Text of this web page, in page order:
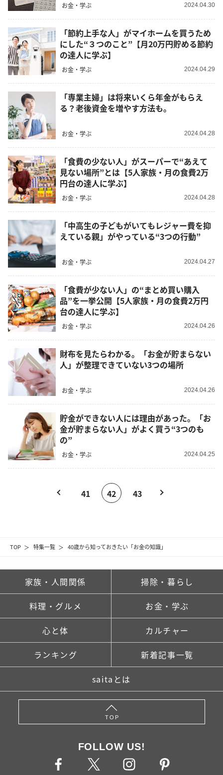
TOP 特集一覧 40歳から知っておきたい「お金の知識」
お金・学ぶ 2024.04.30
「節約上手な人」がマイホームを買うため
にした“３つのこと”【月20万円貯める節約
の達人に学ぶ】
お金・学ぶ 2024.04.29
「専業主婦」は将来いくら年金がもらえ
る？老後資金を増やす方法も。
お金・学ぶ 2024.04.28
「食費の少ない人」がスーパーで“あえて
見ない場所”とは【5人家族・月の食費2万
円台の達人に学ぶ】
お金・学ぶ 2024.04.28
「中高生の子どもがいてもレジャー費を抑
えている親」がやっている“3つの行動”
お金・学ぶ 2024.04.27
「食費が少ない人」の“まとめ買い購入
品”を一挙公開【5人家族・月の食費2万円
台の達人に学ぶ】
お金・学ぶ 2024.04.26
財布を見たらわかる。「お金が貯まらない
人」が整理できていない3つの場所
お金・学ぶ 2024.04.26
貯金ができない人には理由があった。「お
金が貯まらない人」がよく買う“3つのも
の”
お金・学ぶ 2024.04.25
41 42 43
家族・人間関係 掃除・暮らし
料理・グルメ お金・学ぶ
心と体 カルチャー
ランキング 新着記事一覧
saitaとは
TOP
FOLLOW US!